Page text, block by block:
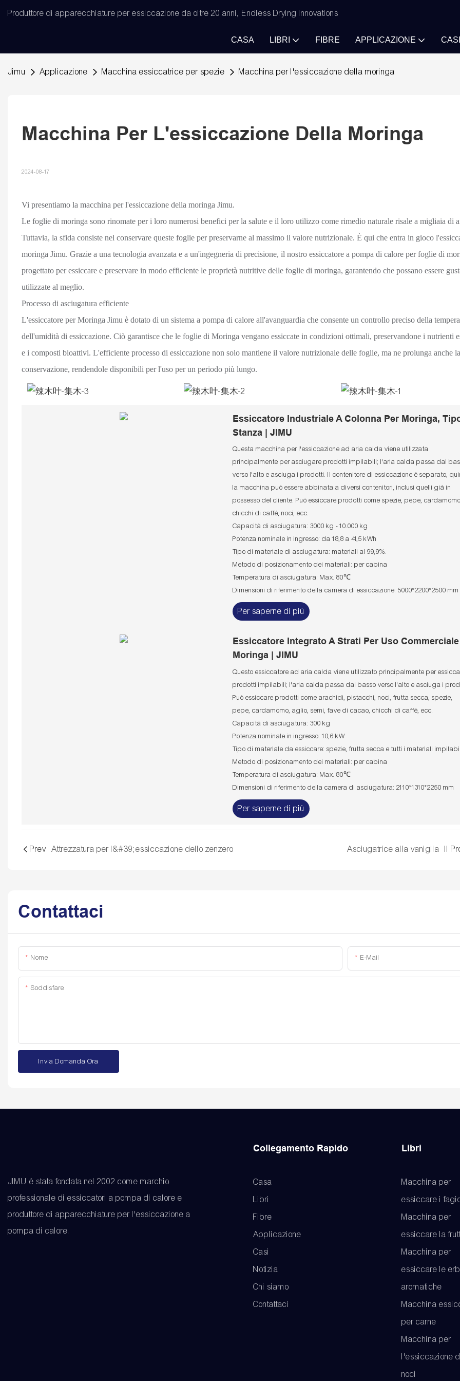
Produttore di apparecchiature per essiccazione da oltre 20 anni, Endless Drying Innovations
CASA LIBRI FIBRE APPLICAZIONE CASI
Jimu Applicazione Macchina essiccatrice per spezie Macchina per l'essiccazione della moringa
Macchina Per L'essiccazione Della Moringa
2024-08-17
Vi presentiamo la macchina per l'essiccazione della moringa Jimu.
Le foglie di moringa sono rinomate per i loro numerosi benefici per la salute e il loro utilizzo come rimedio naturale risale a migliaia di
Tuttavia, la sfida consiste nel conservare queste foglie per preservarne al massimo il valore nutrizionale. È qui che entra in gioco
moringa Jimu. Grazie a una tecnologia avanzata e a un'ingegneria di precisione, il nostro essiccatore a pompa di calore per foglie di
progettato per essiccare e preservare in modo efficiente le proprietà nutritive delle foglie di moringa, garantendo che possano essere
utilizzate al meglio.
Processo di asciugatura efficiente
L'essiccatore per Moringa Jimu è dotato di un sistema a pompa di calore all'avanguardia che consente un controllo preciso della
dell'umidità di essiccazione. Ciò garantisce che le foglie di Moringa vengano essiccate in condizioni ottimali, preservandone i nutrienti
e i composti bioattivi. L'efficiente processo di essiccazione non solo mantiene il valore nutrizionale delle foglie, ma ne prolunga anche
conservazione, rendendole disponibili per l'uso per un periodo più lungo.
Essiccatore Industriale A Colonna Per Moringa,
Stanza | JIMU
Questa macchina per l'essiccazione ad aria calda viene utilizzata
principalmente per asciugare prodotti impilabili; l'aria calda passa dal
verso l'alto e asciuga i prodotti. Il contenitore di essiccazione è separato,
la macchina può essere abbinata a diversi contenitori, inclusi quelli già in
possesso del cliente. Può essiccare prodotti come spezie, pepe,
chicchi di caffè, noci, ecc.
Capacità di asciugatura: 3000 kg - 10.000 kg
Potenza nominale in ingresso: da 18,8 a 41,5 kWh
Tipo di materiale di asciugatura: materiali al 99,9%.
Metodo di posizionamento dei materiali: per cabina
Temperatura di asciugatura: Max. 80℃
Dimensioni di riferimento della camera di essiccazione: 5000*2200*2500 mm
Per saperne di più
Essiccatore Integrato A Strati Per Uso
Moringa | JIMU
Questo essiccatore ad aria calda viene utilizzato principalmente per
prodotti impilabili; l'aria calda passa dal basso verso l'alto e asciuga i
Può essiccare prodotti come arachidi, pistacchi, noci, frutta secca, spezie,
pepe, cardamomo, aglio, semi, fave di cacao, chicchi di caffè, ecc.
Capacità di asciugatura: 300 kg
Potenza nominale in ingresso: 10,6 kW
Tipo di materiale da essiccare: spezie, frutta secca e tutti i materiali
Metodo di posizionamento dei materiali: per cabina
Temperatura di asciugatura: Max. 80℃
Dimensioni di riferimento della camera di asciugatura: 2110*1310*2250 mm
Per saperne di più
Prev Attrezzatura per l&#39;essiccazione dello zenzero Asciugatrice alla vaniglia Il
Contattaci
Nome E-Mail
Soddisfare
Invia Domanda Ora
JIMU è stata fondata nel 2002 come marchio
professionale di essiccatori a pompa di calore e
produttore di apparecchiature per l'essiccazione a
pompa di calore.
Collegamento Rapido
Casa
Libri
Fibre
Applicazione
Casi
Notizia
Chi siamo
Contattaci
Libri
Macchina per
essiccare i
Macchina per
essiccare la
Macchina per
essiccare le
aromatiche
Macchina
per carne
Macchina per
l'essiccazione
noci